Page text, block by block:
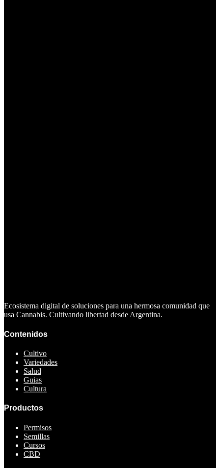
Ecosistema digital de soluciones para una hermosa comunidad que
usa Cannabis. Cultivando libertad desde Argentina.
Contenidos
Cultivo
Variedades
Salud
Guias
Cultura
Productos
Permisos
Semillas
Cursos
CBD